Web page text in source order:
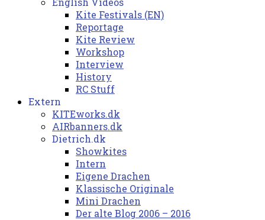
Kite Festivals (EN)
Reportage
Kite Review
Workshop
Interview
History
RC Stuff
Extern
KITEworks.dk
AIRbanners.dk
Dietrich.dk
Showkites
Intern
Eigene Drachen
Klassische Originale
Mini Drachen
Der alte Blog 2006 – 2016